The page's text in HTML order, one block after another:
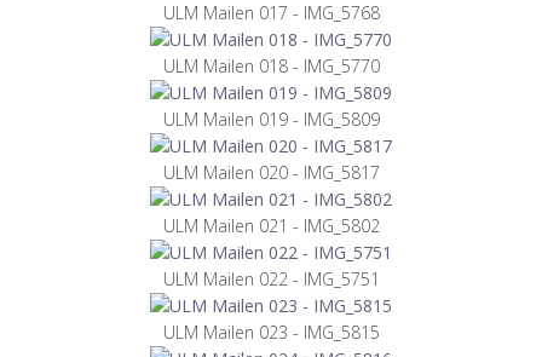
ULM Mailen 017 - IMG_5768
ULM Mailen 018 - IMG_5770
ULM Mailen 019 - IMG_5809
ULM Mailen 020 - IMG_5817
ULM Mailen 021 - IMG_5802
ULM Mailen 022 - IMG_5751
ULM Mailen 023 - IMG_5815